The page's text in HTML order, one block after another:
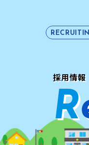
採用情報
R